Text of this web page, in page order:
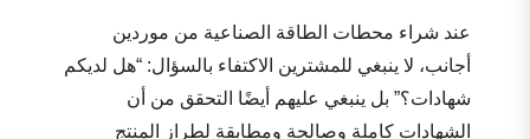
عند شراء محطات الطاقة الصناعية من موردين
أجانب، لا ينبغي للمشترين الاكتفاء بالسؤال: “هل لديكم
شهادات؟” بل ينبغي عليهم أيضًا التحقق من أن
الشهادات كاملة وصالحة ومطابقة لطراز المنتج